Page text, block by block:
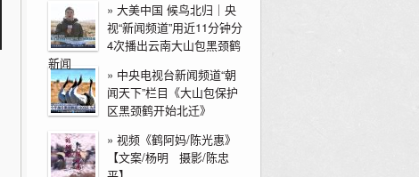
» 大美中国 候鸟北归｜央
视“新闻频道”用近11分钟分
4次播出云南大山包黑颈鹤
新闻
» 中央电视台新闻频道“朝
闻天下”栏目《大山包保护
区黑颈鹤开始北迁》
» 视频《鹤阿妈/陈光惠》
【文案/杨明 摄影/陈忠